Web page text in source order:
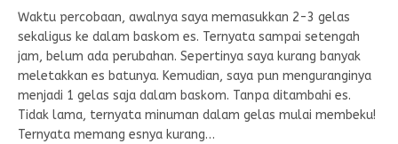
Waktu percobaan, awalnya saya memasukkan 2-3 gelas
sekaligus ke dalam baskom es. Ternyata sampai setengah
jam, belum ada perubahan. Sepertinya saya kurang banyak
meletakkan es batunya. Kemudian, saya pun menguranginya
menjadi 1 gelas saja dalam baskom. Tanpa ditambahi es.
Tidak lama, ternyata minuman dalam gelas mulai membeku!
Ternyata memang esnya kurang…